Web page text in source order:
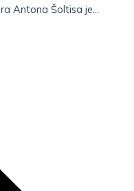
Antona Šoltisa je...